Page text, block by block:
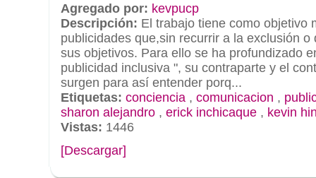
Agregado por: kevpucp
Descripción: El trabajo tiene como objetivo
publicidades que,sin recurrir a la exclusión o
sus objetivos. Para ello se ha profundizado
publicidad inclusiva ", su contraparte y el
surgen para así entender porq...
Etiquetas: conciencia , comunicacion ,
sharon alejandro , erick inchicaque , kevin
Vistas: 1446
[Descargar]